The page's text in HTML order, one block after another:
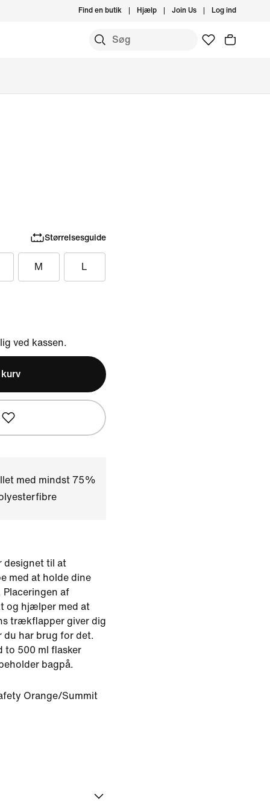
Find en butik Hjælp Join Us Log ind
Størrelsesguide
M L
ved kassen.
med mindst 75%
designet til at
med at holde dine
af
og hjælper med at
trækflapper giver dig
du har brug for det.
to 500 ml flasker
bagpå.
Orange/Summit